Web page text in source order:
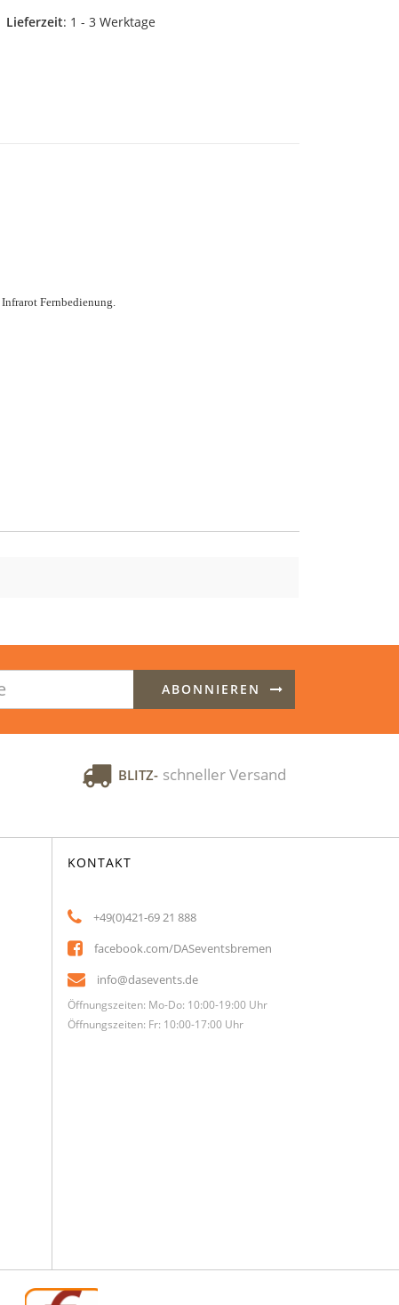
Lieferzeit: 1 - 3 Werktage
Fernbedienung.
ABONNIEREN
BLITZ- schneller Versand
KONTAKT
+49(0)421-69 21 888
facebook.com/DASeventsbremen
info@dasevents.de
Öffnungszeiten: Mo-Do: 10:00-19:00 Uhr
Öffnungszeiten: Fr: 10:00-17:00 Uhr